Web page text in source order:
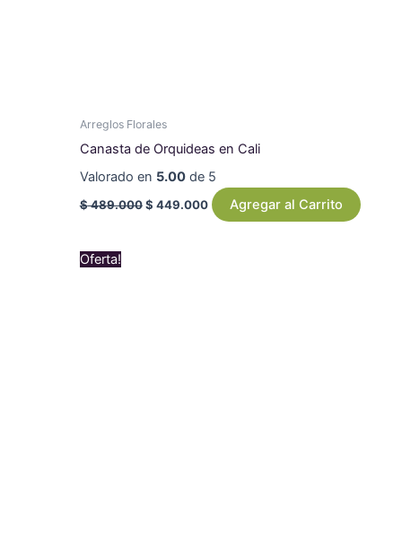
Arreglos Florales
Canasta de Orquideas en Cali
Valorado en 5.00de 5
$489.000 $ 449.000 Agregar al Carrito
Oferta!